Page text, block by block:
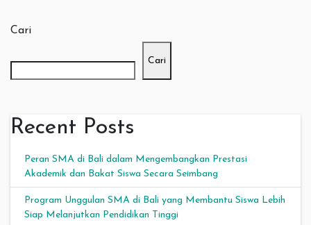
Cari
Cari
Recent Posts
Peran SMA di Bali dalam Mengembangkan Prestasi
Akademik dan Bakat Siswa Secara Seimbang
Program Unggulan SMA di Bali yang Membantu Siswa Lebih
Siap Melanjutkan Pendidikan Tinggi